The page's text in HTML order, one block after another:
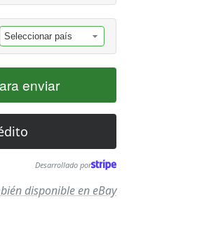
enviar
Desarrollado por
disponible en eBay